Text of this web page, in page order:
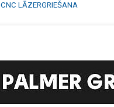
CNC LĀZERGRIEŠANA